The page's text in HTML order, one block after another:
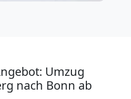
Umzug
nach Bonn ab